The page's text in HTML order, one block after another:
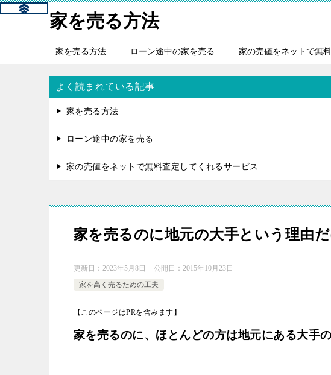
家を売る方法
家を売る方法 ローン途中の家を売る 家の売値をネットで無
よく読まれている記事
家を売る方法
ローン途中の家を売る
家の売値をネットで無料査定してくれるサービス
家を売るのに地元の大手という理由
更新日： 2023年5月8日 公開日： 2015年10月23日
家を高く売るための工夫
【このページはPRを含みます】
家を売るのに、ほとんどの方は地元にある大手